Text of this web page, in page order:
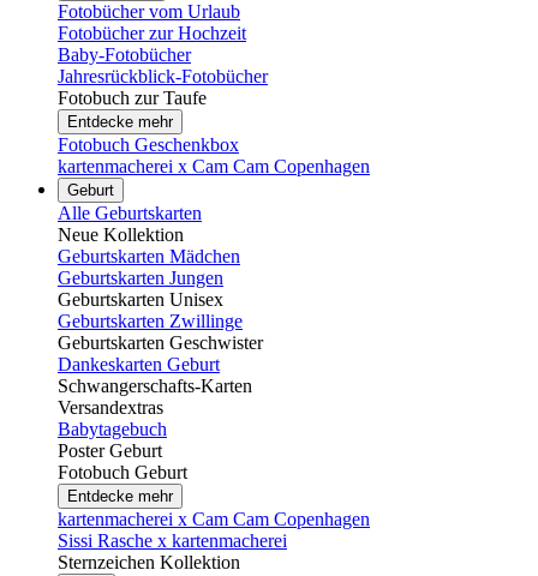
Fotobücher vom Urlaub
Fotobücher zur Hochzeit
Baby-Fotobücher
Jahresrückblick-Fotobücher
Fotobuch zur Taufe
Entdecke mehr
Fotobuch Geschenkbox
kartenmacherei x Cam Cam Copenhagen
Geburt
Alle Geburtskarten
Neue Kollektion
Geburtskarten Mädchen
Geburtskarten Jungen
Geburtskarten Unisex
Geburtskarten Zwillinge
Geburtskarten Geschwister
Dankeskarten Geburt
Schwangerschafts-Karten
Versandextras
Babytagebuch
Poster Geburt
Fotobuch Geburt
Entdecke mehr
kartenmacherei x Cam Cam Copenhagen
Sissi Rasche x kartenmacherei
Sternzeichen Kollektion